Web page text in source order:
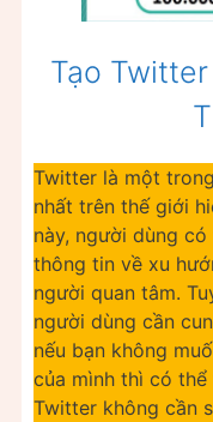
Tạo
Twitter là một
nhất trên thế giới
này, người dùng
thông tin về xu
người quan tâm.
người dùng cần
nếu bạn không
của mình thì có
Twitter không cần